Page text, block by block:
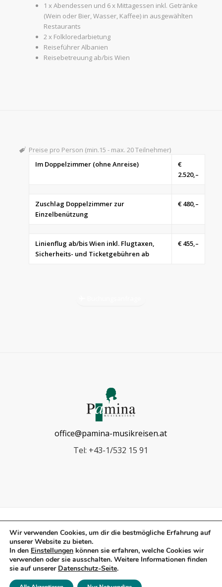
1 x Abendessen und 6 x Mittagessen inkl. Getränke
(Wein oder Bier, Wasser, Kaffee) in ausgewählten
Restaurants
2 x Folkloredarbietung
Reiseführer Albanien
Reisebetreuung ab/bis Wien
Preise pro Person (min.15 - max. 20 Teilnehmer)
Im Doppelzimmer (ohne Anreise)
€
2.520,–
Zuschlag Doppelzimmer zur
Einzelbenützung
€ 480,–
Linienflug ab/bis Wien inkl. Flugtaxen,
Sicherheits- und Ticketgebühren ab
€ 455,–
office@pamina-musikreisen.at
Tel: +43-1/532 15 91
© Copyright - Pamina-Musikreisen 2026
Wir verwenden Cookies, um dir die bestmögliche Erfahrung auf
unserer Website zu bieten.
In den Einstellungen können sie erfahren, welche Cookies wir
verwenden oder sie ausschalten. Weitere Informationen finden
sie auf unserer Datenschutz-Seite.